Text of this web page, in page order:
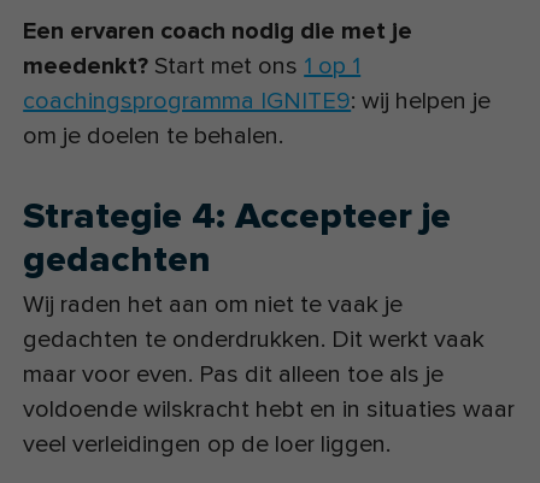
Een ervaren coach nodig die met je
meedenkt? Start met ons 1 op 1
coachingsprogramma IGNITE9: wij helpen je
om je doelen te behalen.
Strategie 4: Accepteer je
gedachten
Wij raden het aan om niet te vaak je
gedachten te onderdrukken. Dit werkt vaak
maar voor even. Pas dit alleen toe als je
voldoende wilskracht hebt en in situaties waar
veel verleidingen op de loer liggen.